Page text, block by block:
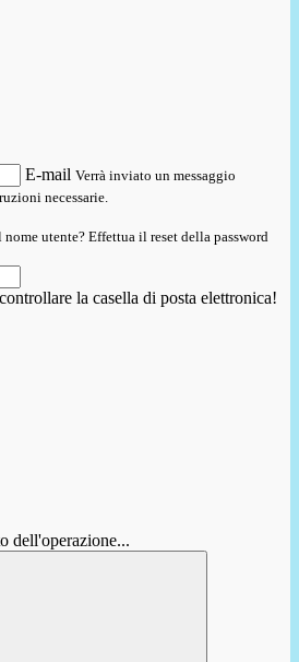
E-mail Verrà inviato un messaggio
necessarie.
utente? Effettua il reset della password
la casella di posta elettronica!
dell'operazione...